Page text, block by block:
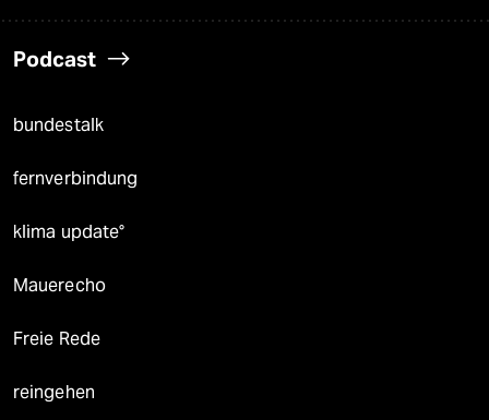
Podcast
bundestalk
fernverbindung
klima update°
Mauerecho
Freie Rede
reingehen